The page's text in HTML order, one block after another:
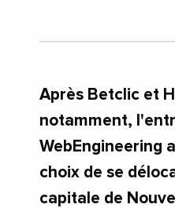
Après Betclic et
notamment,
WebEngineering
choix de se
capitale de